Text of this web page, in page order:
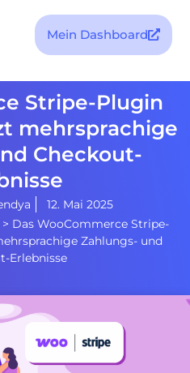
Mein Dashboard
Stripe-Plugin
mehrsprachige
Checkout-
12. Mai 2025
> Das WooCommerce Stripe-
Zahlungs- und
Erlebnisse